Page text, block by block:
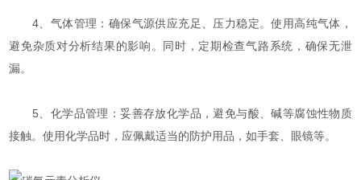
4、气体管理：确保气源供应充足、压力稳定。使用高纯气体，
避免杂质对分析结果的影响。同时，定期检查气路系统，确保无泄
漏。
5、化学品管理：妥善存放化学品，避免与酸、碱等腐蚀性物质
接触。使用化学品时，应佩戴适当的防护用品，如手套、眼镜等。